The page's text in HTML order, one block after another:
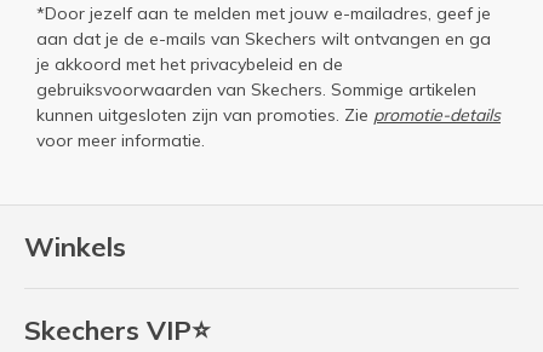
Winkels
Skechers VIP⭐
*Door jezelf aan te melden met jouw e-mailadres, geef je
aan dat je de e-mails van Skechers wilt ontvangen en ga
je akkoord met het privacybeleid en de
gebruiksvoorwaarden van Skechers. Sommige artikelen
kunnen uitgesloten zijn van promoties. Zie promotie-details
voor meer informatie.